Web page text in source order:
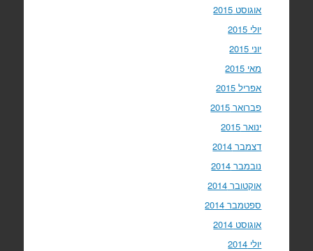
אוגוסט 2015
יולי 2015
יוני 2015
מאי 2015
אפריל 2015
פברואר 2015
ינואר 2015
דצמבר 2014
נובמבר 2014
אוקטובר 2014
ספטמבר 2014
אוגוסט 2014
יולי 2014